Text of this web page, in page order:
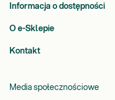
Informacja o dostępności
O e-Sklepie
Kontakt
Media społecznościowe